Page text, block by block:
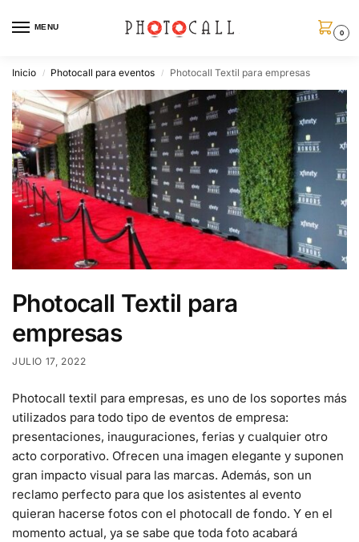
MENU
0
Inicio / Photocall para eventos / Photocall Textil para empresas
Photocall Textil para
empresas
JULIO 17, 2022
Photocall textil para empresas, es uno de los soportes más
utilizados para todo tipo de eventos de empresa:
presentaciones, inauguraciones, ferias y cualquier otro
acto corporativo. Ofrecen una imagen elegante y suponen
gran impacto visual para las marcas. Además, son un
reclamo perfecto para que los asistentes al evento
quieran hacerse fotos con el photocall de fondo. Y en el
momento actual, ya se sabe que toda foto acabará